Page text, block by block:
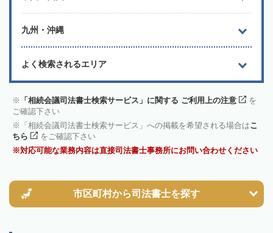
九州・沖縄
よく検索されるエリア
「相続会議司法書士検索サービス」に関する ご利用上の注意
を
ご確認下さい
「相続会議司法書士検索サービス」への掲載を希望される場合はこ
ちら
をご確認下さい
対応可能な業務内容は直接司法書士事務所にお問い合わせください
市区町村から司法書士を探す